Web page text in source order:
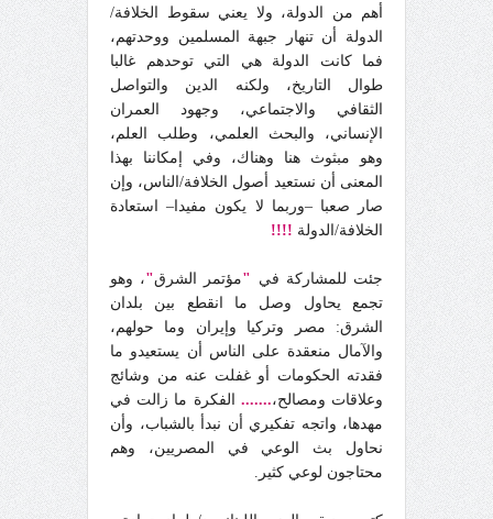
أهم من الدولة، ولا يعني سقوط الخلافة/
الدولة أن تنهار جبهة المسلمين ووحدتهم،
فما كانت الدولة هي التي توحدهم غالبا
طوال التاريخ، ولكنه الدين والتواصل
الثقافي والاجتماعي، وجهود العمران
الإنساني، والبحث العلمي، وطلب العلم،
وهو مبثوث هنا وهناك، وفي إمكاننا بهذا
المعنى أن نستعيد أصول الخلافة/الناس، وإن
صار صعبا –وربما لا يكون مفيدا– استعادة
الخلافة/الدولة !!!!
جئت للمشاركة في "مؤتمر الشرق"، وهو
تجمع يحاول وصل ما انقطع بين بلدان
الشرق: مصر وتركيا وإيران وما حولهم،
والآمال منعقدة على الناس أن يستعيدو ما
فقدته الحكومات أو غفلت عنه من وشائج
وعلاقات ومصالح،....... الفكرة ما زالت في
مهدها، واتجه تفكيري أن نبدأ بالشباب، وأن
نحاول بث الوعي في المصريين، وهم
محتاجون لوعي كثير.